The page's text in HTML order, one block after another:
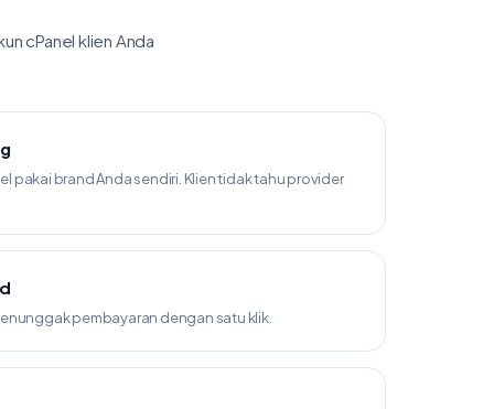
cPanel klien Anda
pakai brand Anda sendiri. Klien tidak tahu provider
pembayaran dengan satu klik.